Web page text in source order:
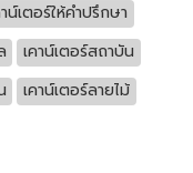
น์เตอร์ให้คำปรึกษา
เคาน์เตอร์สถาบัน
เคาน์เตอร์ลายไม้